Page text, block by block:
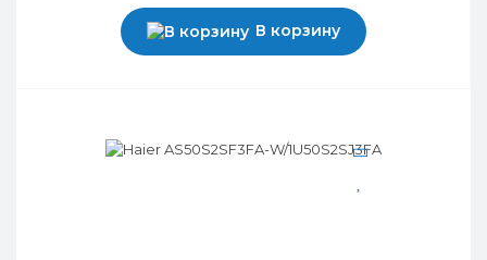
В корзину